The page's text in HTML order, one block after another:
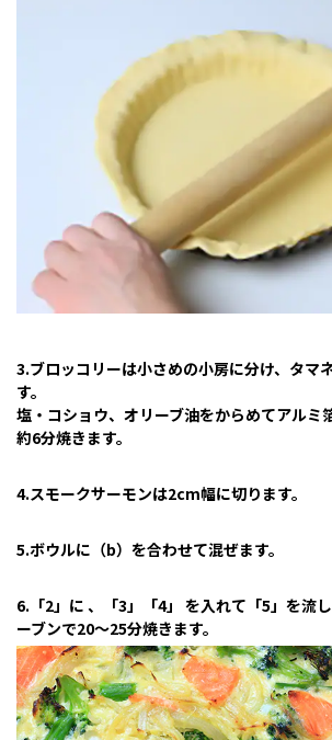
3.ブロッコリーは小さめの小房に分け、タマ
す。
塩・コショウ、オリーブ油をからめてアルミ
約6分焼きます。
4.スモークサーモンは2cm幅に切ります。
5.ボウルに（b）を合わせて混ぜます。
6.「2」に 、「3」「4」 を入れて「5」を流
ーブンで20～25分焼きます。